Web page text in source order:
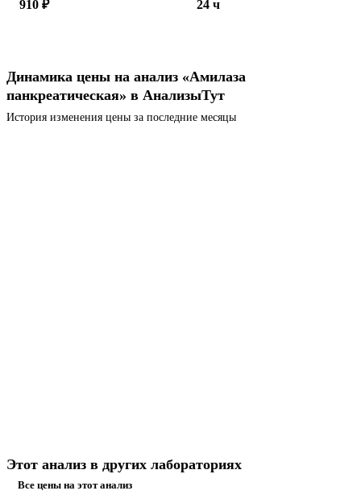
910 ₽ 24 ч
Динамика цены на анализ «Амилаза
панкреатическая» в АнализыТут
История изменения цены за последние месяцы
Этот анализ в других лабораториях
Все цены на этот анализ